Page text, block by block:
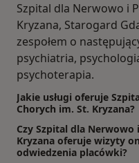
Szpital dla Nerwowo i
Kryzana, Starogard
zespołem o
psychiatria,
psychoterapia.
Jakie usługi oferuje
Chorych im. St. Kryzana?
Czy Szpital dla Nerwowo
Kryzana oferuje wizyty
odwiedzenia placówki?